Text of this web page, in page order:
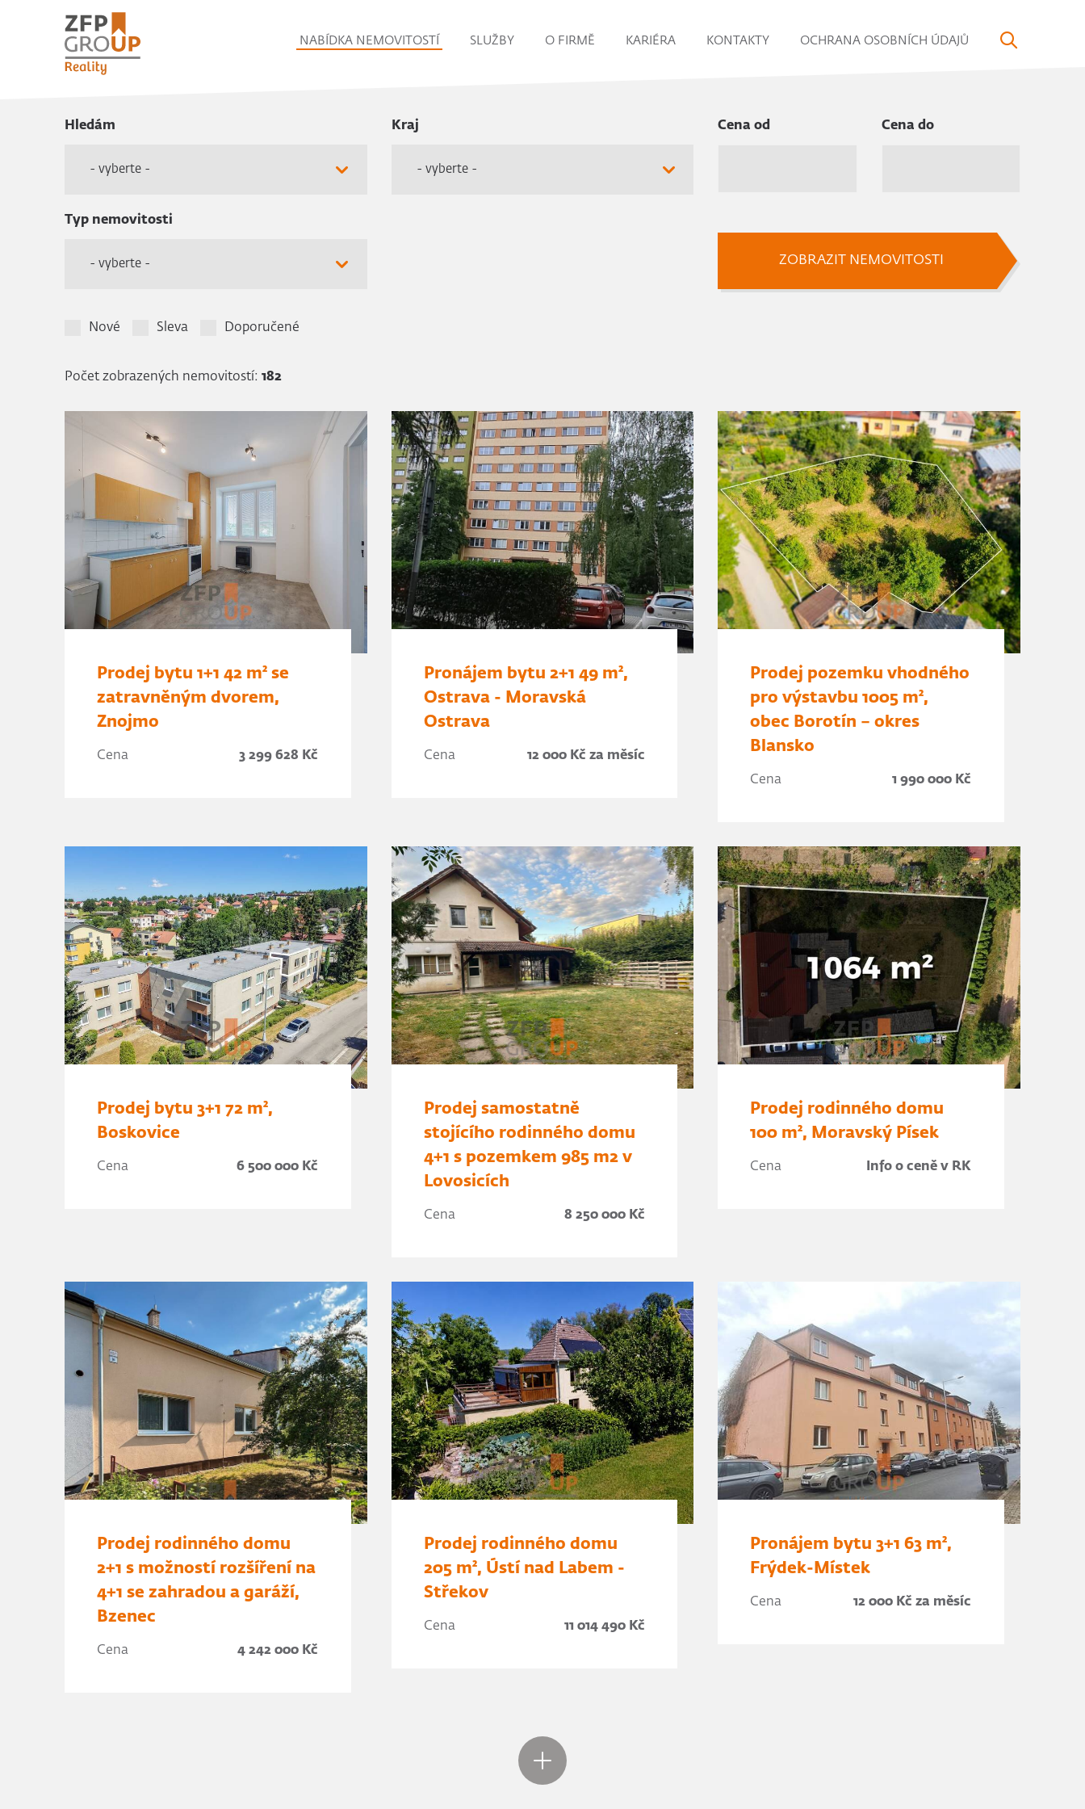
NABÍDKA NEMOVITOSTÍ SLUŽBY O FIRMĚ KARIÉRA KONTAKTY OCHRANA OSOBNÍCH ÚDAJŮ
Hledám
- vyberte -
Kraj
- vyberte -
Cena od Cena do
Typ nemovitosti
- vyberte -
Nové Sleva Doporučené
ZOBRAZIT NEMOVITOSTI
Počet zobrazených nemovitostí: 182
Prodej bytu 1+1 42 m² se
zatravněným dvorem,
Znojmo
Cena 3 299 628 Kč
Pronájem bytu 2+1 49 m²,
Ostrava - Moravská
Ostrava
Cena 12 000 Kč za měsíc
Prodej pozemku vhodného
pro výstavbu 1005 m²,
obec Borotín – okres
Blansko
Cena 1 990 000 Kč
Prodej bytu 3+1 72 m²,
Boskovice
Cena 6 500 000 Kč
Prodej samostatně
stojícího rodinného domu
4+1 s pozemkem 985 m2 v
Lovosicích
Cena 8 250 000 Kč
Prodej rodinného domu
100 m², Moravský Písek
Cena Info o ceně v RK
Prodej rodinného domu
2+1 s možností rozšíření na
4+1 se zahradou a garáží,
Bzenec
Cena 4 242 000 Kč
Prodej rodinného domu
205 m², Ústí nad Labem -
Střekov
Cena 11 014 490 Kč
Pronájem bytu 3+1 63 m²,
Frýdek-Místek
Cena 12 000 Kč za měsíc